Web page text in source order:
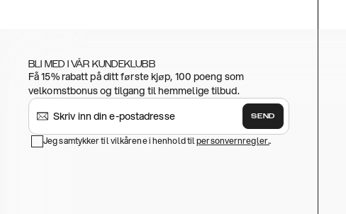
BLI MED I VÅR KUNDEKLUBB
Få 15% rabatt på ditt første kjøp, 100 poeng som
velkomstbonus og tilgang til hemmelige tilbud.
SEND
Jeg samtykker til vilkårene i henhold tilpersonvernregler..